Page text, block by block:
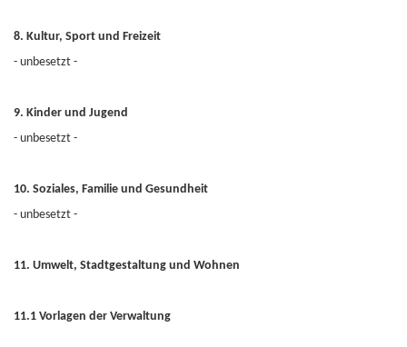
8. Kultur, Sport und Freizeit
- unbesetzt -
9. Kinder und Jugend
- unbesetzt -
10. Soziales, Familie und Gesundheit
- unbesetzt -
11. Umwelt, Stadtgestaltung und Wohnen
11.1 Vorlagen der Verwaltung